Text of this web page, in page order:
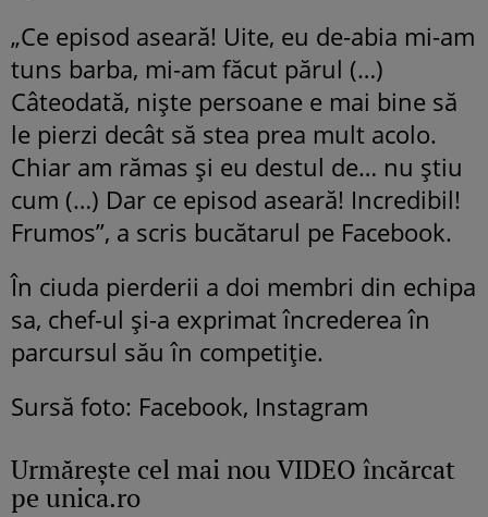
„Ce episod aseară! Uite, eu de-abia mi-am
tuns barba, mi-am făcut părul (…)
Câteodată, niște persoane e mai bine să
le pierzi decât să stea prea mult acolo.
Chiar am rămas și eu destul de… nu știu
cum (…) Dar ce episod aseară! Incredibil!
Frumos”, a scris bucătarul pe Facebook.
În ciuda pierderii a doi membri din echipa
sa, chef-ul și-a exprimat încrederea în
parcursul său în competiție.
Sursă foto: Facebook, Instagram
Urmăreşte cel mai nou VIDEO încărcat
pe unica.ro